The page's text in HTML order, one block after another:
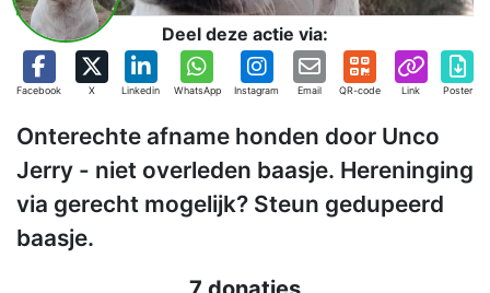
Deel deze actie via:
Facebook X Linkedin WhatsApp Instagram Email QR-code Link Poster
Onterechte afname honden door Unco
Jerry - niet overleden baasje. Hereninging
via gerecht mogelijk? Steun gedupeerd
baasje.